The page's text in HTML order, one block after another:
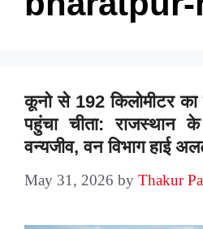
कूनो से 192 किलोमीटर
पहुंचा चीता: राजस्थान
वन्यजीव, वन विभाग हाई
May 31, 2026 by Thakur